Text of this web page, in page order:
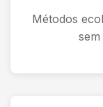
Métodos